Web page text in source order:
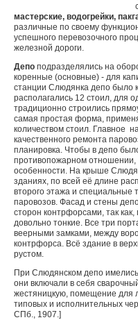
мастерские, водогрейки,
различные по своему
успешного перевозочного
железной дороги.
Депо подразделялись на
коренные (основные) - для
станции Слюдянка депо было
располагались 12 стоил, для
традиционно строились
самая простая форма,
количеством стоил. Главное
качественного ремонта
планировка. Чтобы в депо
противопожарном отношении,
особенности. На крыше
зданиях, по всей её длине
второго этажа и специальные
паровозов. Фасад и стены
сторон контрфорсами, так
довольно тонкие. Все три
веерными замками, между
контрфорса. Всё здание в
рустом.
При Слюдянском депо
они включали в себя
жестяницкую, помещение для
типовых и исполнительных
СПб., 1907.]